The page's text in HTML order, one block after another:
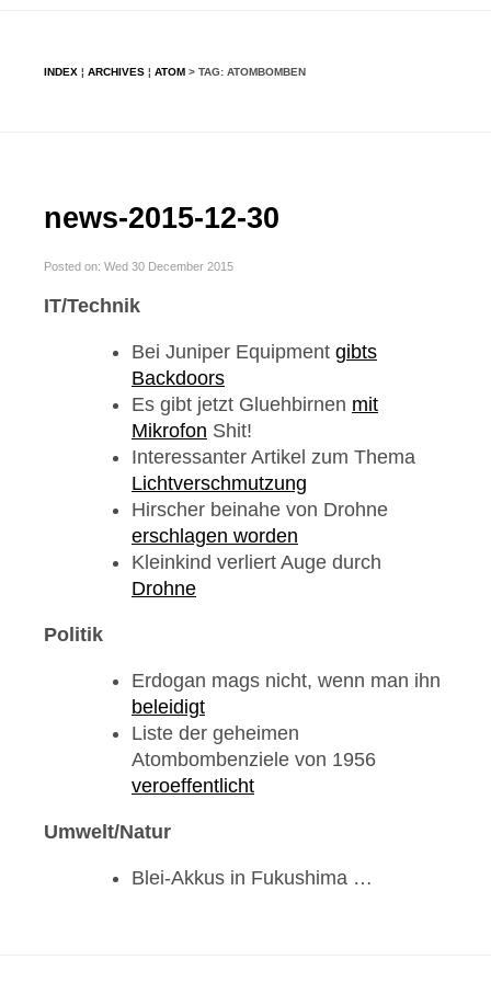
INDEX ¦ ARCHIVES ¦ ATOM > TAG: ATOMBOMBEN
news-2015-12-30
Posted on: Wed 30 December 2015
IT/Technik
Bei Juniper Equipment gibts
Backdoors
Es gibt jetzt Gluehbirnen mit
Mikrofon Shit!
Interessanter Artikel zum Thema
Lichtverschmutzung
Hirscher beinahe von Drohne
erschlagen worden
Kleinkind verliert Auge durch
Drohne
Politik
Erdogan mags nicht, wenn man ihn
beleidigt
Liste der geheimen
Atombombenziele von 1956
veroeffentlicht
Umwelt/Natur
Blei-Akkus in Fukushima …